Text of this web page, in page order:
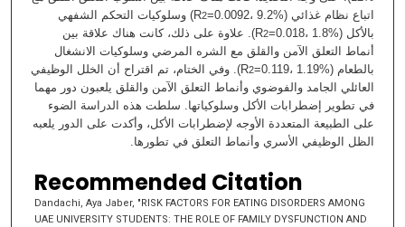
اتباع نظام غذائي (R
2
=0.0092، 9.2%) وسلوكيات التحكم الشفهي
بالأكل (R
2
=0.018، 1.8%). علاوة على ذلك، كانت هناك علاقة بين
أنماط التعلق الآمن والقلق مع الشره المرضي وسلوكيات الانشغال
بالطعام (R
2
=0.119، 1.19%). وفي الختام، تم اقتراح أن الخلل الوظيفي
العائلي الجامد والفوضوي وأنماط التعلق الآمن والقلق يلعبون دور مهما
في تطوير إضطرابات الأكل وسلوكياتها. سلطت هذه الدراسة الضوء
على الطبيعة المتعددة الأوجه لإضطرابات الأكل، وأكدت على الدور يلعبه
الظل الوظيفي الأسري وأنماط التعلق في تطورها.
Recommended Citation
Dandachi, Aya Jaber, "RISK FACTORS FOR EATING DISORDERS AMONG
UAE UNIVERSITY STUDENTS: THE ROLE OF FAMILY DYSFUNCTION AND